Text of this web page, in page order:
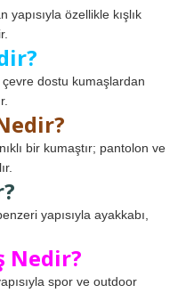
özellikle kışlık
dostu kumaşlardan
bir kumaştır; pantolon ve
yapısıyla ayakkabı,
Nedir?
spor ve outdoor